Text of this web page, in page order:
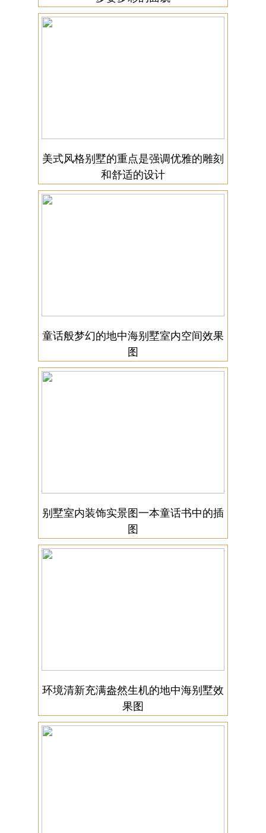
美式风格别墅的重点是强调优雅的雕刻
和舒适的设计
童话般梦幻的地中海别墅室内空间效果
图
别墅室内装饰实景图一本童话书中的插
图
环境清新充满盎然生机的地中海别墅效
果图